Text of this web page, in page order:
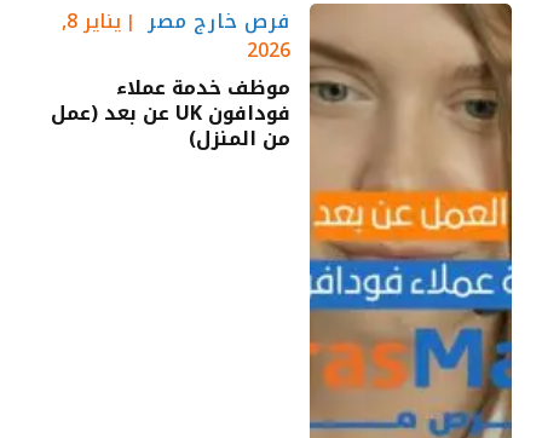
فرص خارج مصر يناير 8,
2026
موظف خدمة عملاء
فودافون UK عن بعد (عمل
من المنزل)